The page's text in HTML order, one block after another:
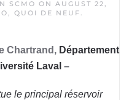
SCMO ON AUGUST 22,
, QUOI DE NEUF.
Chartrand, Département
Laval –
le principal réservoir